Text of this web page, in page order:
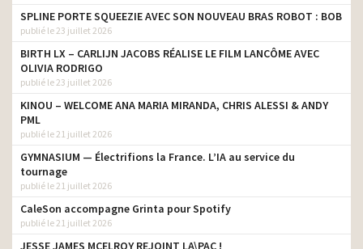
Renault – R5VOLUTION IS
BACK
chief creative director
France 2030 –
Rapprochons le futur
Nouveau Dacia Duster –
Pour, nous les gens vrais
chief creative director
Carrefour – Un Noël Extra à
prix ordinaires
Orange – Noël 2023 – Un
beaucoup de
reconditionné
chief creative director
SPLINE PORTE SQUEEZIE AVEC SON NOUVEAU BRAS ROBOT : BOB
publié le 23 juillet 2026
BIRTH LX – CARLIJN JACOBS RÉALISE LE FILM LANCÔME AVEC
OLIVIA RODRIGO
publié le 23 juillet 2026
KINOU – WELCOME ANA MARIA MIRANDA, CHRIS ALESSI & ANDY
PML
publié le 21 juillet 2026
GYMNASIUM — Électrifions la France. L’IA au service du
tournage
publié le 21 juillet 2026
CaleSon accompagne Grinta pour Spotify
publié le 21 juillet 2026
JESSE JAMES MCELROY REJOINT LA\PAC !